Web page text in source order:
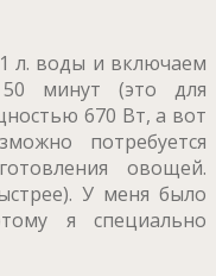
л. воды и включаем
минут (это для
670 Вт, а вот
потребуется
овощей.
У меня было
я специально